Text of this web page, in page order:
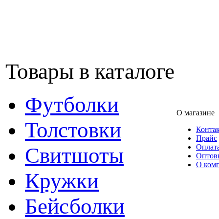
Товары в каталоге
Футболки
Толстовки
Свитшоты
Кружки
Бейсболки
О магазине
Прайс
О